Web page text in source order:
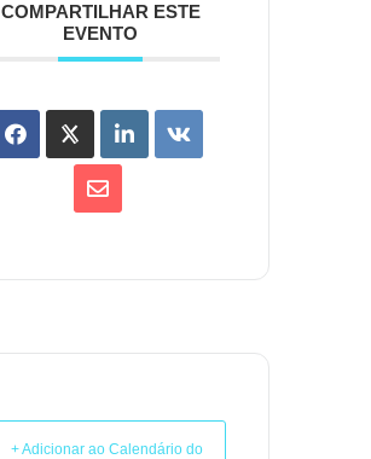
COMPARTILHAR ESTE
EVENTO
+ Adicionar ao Calendário do